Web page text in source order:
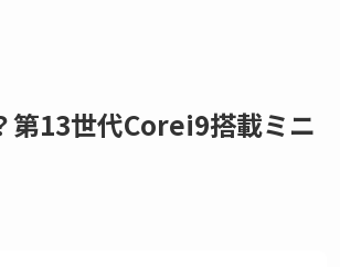
第13世代Corei9搭載ミニ